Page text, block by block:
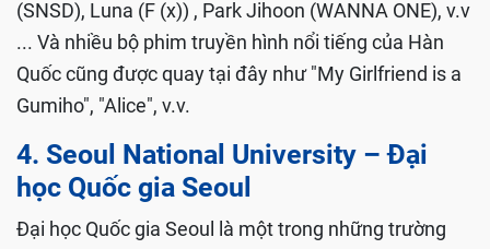
(SNSD), Luna (F (x)) , Park Jihoon (WANNA ONE), v.v
... Và nhiều bộ phim truyền hình nổi tiếng của Hàn
Quốc cũng được quay tại đây như "My Girlfriend is a
Gumiho", "Alice", v.v.
4. Seoul National University – Đại
học Quốc gia Seoul
Đại học Quốc gia Seoul là một trong những trường